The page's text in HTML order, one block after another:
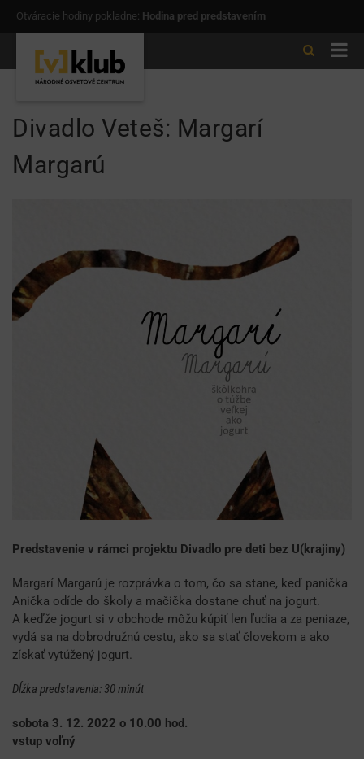
Otváracie hodiny pokladne: Hodina pred predstavením
Divadlo Veteš: Margarí
Margarú
Predstavenie v rámci projektu Divadlo pre deti bez U(krajiny)
Margarí Margarú je rozprávka o tom, čo sa stane, keď panička
Anička odíde do školy a mačička dostane chuť na jogurt.
A keďže jogurt si v obchode môžu kúpiť len ľudia a za peniaze,
vydá sa na dobrodružnú cestu, ako sa stať človekom a ako
získať vytúžený jogurt.
Dĺžka predstavenia: 30 minút
sobota 3. 12. 2022 o 10.00 hod.
vstup voľný